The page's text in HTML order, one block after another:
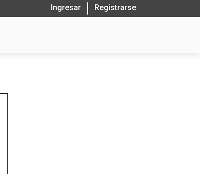
Ingresar Registrarse